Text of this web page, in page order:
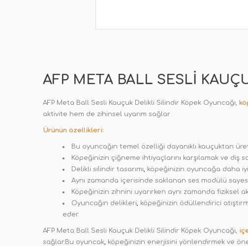
AFP META BALL SESLI
AFP Meta Ball Sesli Kauçuk Delikli Silindir Köpek Oyuncağı,
aktivite hem de zihinsel uyarım sağlar
Ürünün özellikleri:
Bu oyuncağın temel özelliği dayanıklı kauçuktan
Köpeğinizin çiğneme ihtiyaçlarını karşılamak ve diş
Delikli silindir tasarımı, köpeğinizin oyuncağa daha
Aynı zamanda içerisinde saklanan ses modülü
Köpeğinizin zihnini uyarırken aynı zamanda fiziksel
Oyuncağın delikleri, köpeğinizin ödüllendirici
eder.
AFP Meta Ball Sesli Kauçuk Delikli Silindir Köpek Oyuncağı,
sağlar.Bu oyuncak, köpeğinizin enerjisini yönlendirmek ve